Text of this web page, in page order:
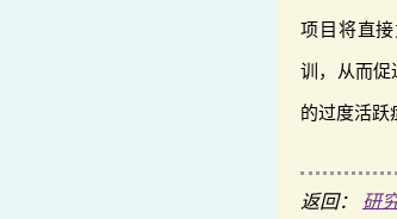
项目将直
训，从而促
的过度活跃
返回： 研